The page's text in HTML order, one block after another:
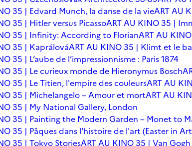
35 | Edvard Munch, la danse de la vieART AU
35 | Hitler versus PicassoART AU KINO 35 |
35 | Infinity: According to FlorianART AU
35 | KaprálováART AU KINO 35 | Klimt et le
35 | L’aube de l’impressionnisme : Paris 1874
35 | Le curieux monde de Hieronymus Bosch
35 | Le Titien, l'empire des couleursART AU
35 | Michelangelo – Amour et mortART AU
35 | My National Gallery, London
35 | Painting the Modern Garden – Monet to
35 | Pâques dans l'histoire de l'art (Easter in
35 | Tokyo StoriesART AU KINO 35 | Van